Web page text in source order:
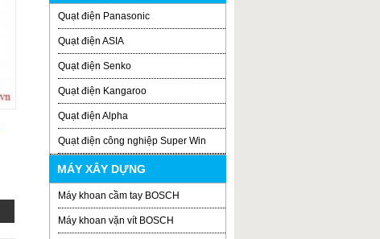
Quạt điện Panasonic
Quạt điện ASIA
Quạt điện Senko
Quạt điện Kangaroo
Quạt điện Alpha
Quạt điện công nghiệp Super Win
MÁY XÂY DỰNG
Máy khoan cầm tay BOSCH
Máy khoan vặn vít BOSCH